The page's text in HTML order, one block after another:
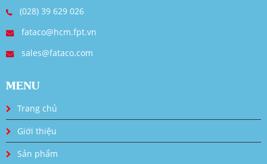
(028) 39 629 026
fataco@hcm.fpt.vn
sales@fataco.com
MENU
Trang chủ
Giới thiệu
Sản phẩm